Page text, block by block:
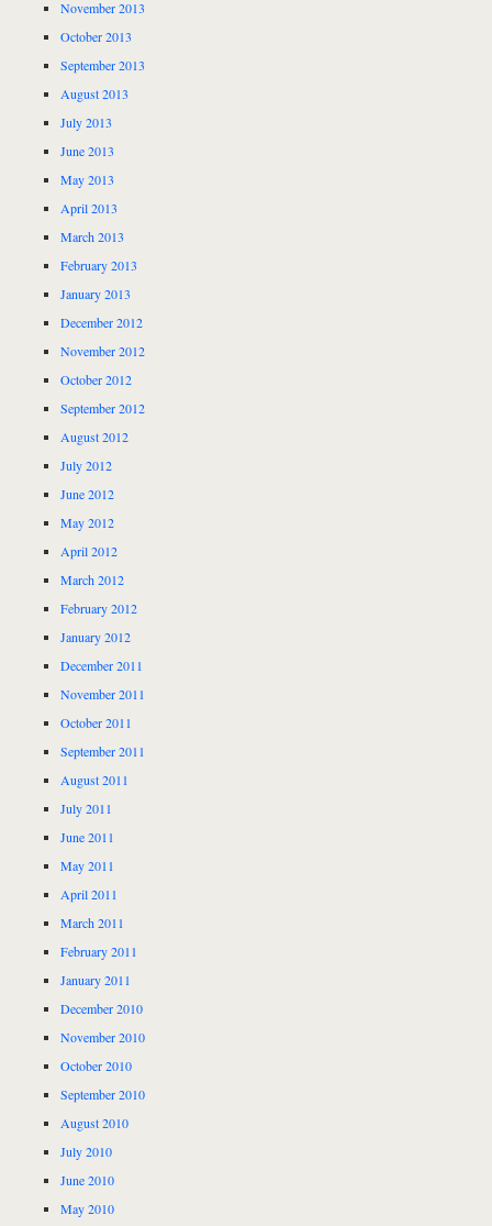
November 2013
October 2013
September 2013
August 2013
July 2013
June 2013
May 2013
April 2013
March 2013
February 2013
January 2013
December 2012
November 2012
October 2012
September 2012
August 2012
July 2012
June 2012
May 2012
April 2012
March 2012
February 2012
January 2012
December 2011
November 2011
October 2011
September 2011
August 2011
July 2011
June 2011
May 2011
April 2011
March 2011
February 2011
January 2011
December 2010
November 2010
October 2010
September 2010
August 2010
July 2010
June 2010
May 2010